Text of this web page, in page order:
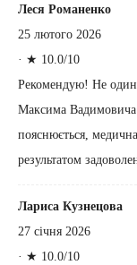
Леся Романенко
25 лютого 2026
· ★ 10.0/10
Рекомендую! Не один
Максима
пояснюється,
результатом
Лариса Кузнецова
27 січня 2026
· ★ 10.0/10